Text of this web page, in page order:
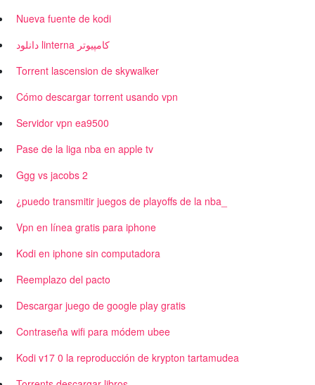
Nueva fuente de kodi
دانلود linterna کامپیوتر
Torrent lascension de skywalker
Cómo descargar torrent usando vpn
Servidor vpn ea9500
Pase de la liga nba en apple tv
Ggg vs jacobs 2
¿puedo transmitir juegos de playoffs de la nba_
Vpn en línea gratis para iphone
Kodi en iphone sin computadora
Reemplazo del pacto
Descargar juego de google play gratis
Contraseña wifi para módem ubee
Kodi v17 0 la reproducción de krypton tartamudea